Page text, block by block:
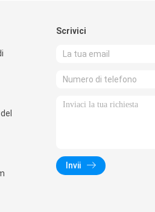
Scrivici
Invii